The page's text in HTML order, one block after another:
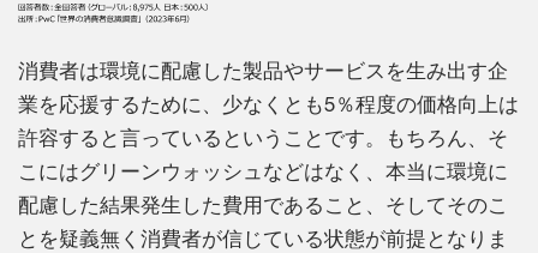
消費者は環境に配慮した製品やサービスを生み出す企
業を応援するために、少なくとも5％程度の価格向上は
許容すると言っているということです。もちろん、そ
こにはグリーンウォッシュなどはなく、本当に環境に
配慮した結果発生した費用であること、そしてそのこ
とを疑義無く消費者が信じている状態が前提となりま